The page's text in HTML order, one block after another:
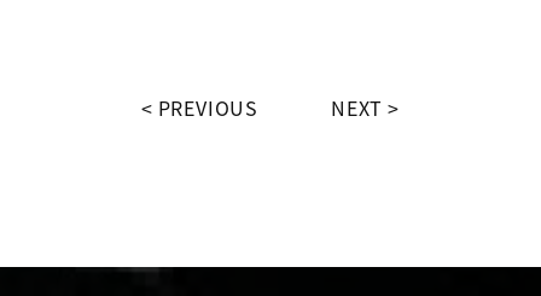
PREVIOUS NEXT